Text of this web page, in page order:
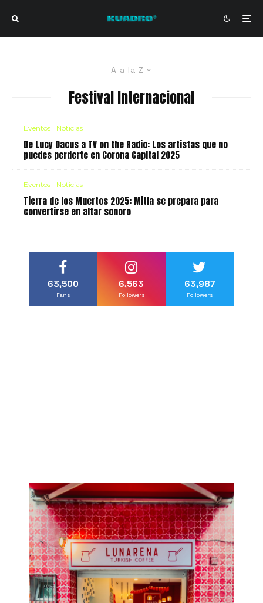
A a la Z
Festival Internacional
Eventos Noticias
De Lucy Dacus a TV on the Radio: Los artistas que no
puedes perderte en Corona Capital 2025
Eventos Noticias
Tierra de los Muertos 2025: Mitla se prepara para
convertirse en altar sonoro
63,500
Fans
6,563
Followers
63,987
Followers